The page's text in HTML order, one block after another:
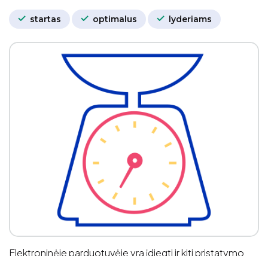
startas optimalus lyderiams
Elektroninėje parduotuvėje yra įdiegti ir kiti pristatymo